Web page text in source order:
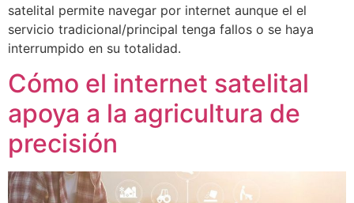
satelital permite navegar por internet aunque el el
servicio tradicional/principal tenga fallos o se haya
interrumpido en su totalidad.
Cómo el internet satelital
apoya a la agricultura de
precisión